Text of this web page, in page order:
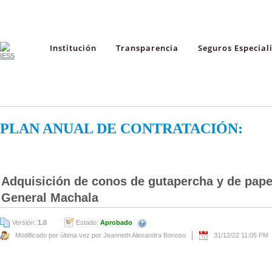
Institución Transparencia Seguros
PLAN ANUAL DE CONTRATACIÓN:
Adquisición de conos de gutapercha y de
General Machala
Versión: 1.0 Estado: Aprobado
Modificado por última vez por Jeanneth Alexandra Bonoso
31/12/22 11:05 PM